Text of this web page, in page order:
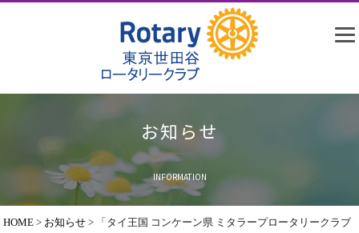
お知らせ
INFORMATION
HOME > お知らせ >
「タイ王国 コンケーン県 ミタラープロータリークラブ